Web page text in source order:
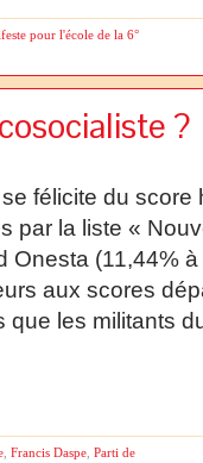
pour l'école de la 6°
?
félicite du
par la liste «
Onesta (11,44%
aux scores
que les militants
Francis Daspe Parti de